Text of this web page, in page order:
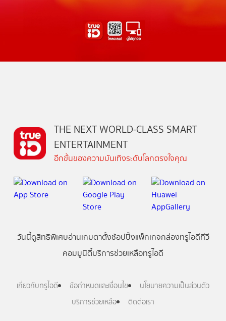
THE NEXT WORLD-CLASS SMART
ENTERTAINMENT
อีกขั้นของความบันเทิงระดับโลกตรงใจคุณ
วันนี้ดูสิทธิพิเศษอ่านเกมตาตั้งช้อปปิ้งแพ็กเกจกล่องทรูไอดีทีวี
คอมมูนิตี้บริการช่วยเหลือทรูไอดี
เกี่ยวกับทรูไอดี ข้อกำหนดและเงื่อนไข
นโยบายความเป็นส่วนตัว
บริการช่วยเหลือ
ติดต่อเรา